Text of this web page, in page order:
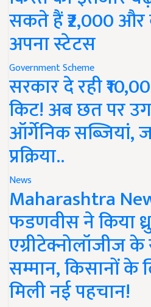
सकते हैं ₹2,000
अपना स्टेटस
Government Scheme
सरकार दे रही
किट! अब छत पर
ऑर्गेनिक सब्जियां,
प्रक्रिया..
News
Maharashtra
फडणवीस ने किया
एग्रीटेक्नोलॉजीज
सम्मान, किसानों के
मिली नई पहचान!